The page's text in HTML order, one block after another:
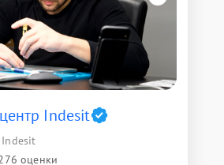
Indesit
Indesit
оценки